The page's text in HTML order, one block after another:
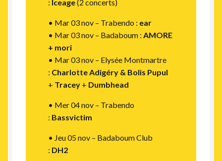
: Iceage(2 concerts)
• Mar 03 nov – Trabendo : ear
• Mar 03 nov – Badaboum :AMORE
+ mori
• Mar 03 nov – Elysée Montmartre
: Charlotte Adigéry & Bolis Pupul
+ Tracey + Dumbhead
• Mer 04 nov – Trabendo
: Bassvictim
• Jeu 05 nov – Badaboum Club
: DH2